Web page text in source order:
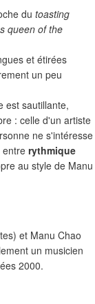
du toasting
queen of the
et étirées
un peu
est sautillante,
: celle d'un artiste
ne s'intéresse
entre rythmique
au style de Manu
et Manu Chao
un musicien
2000.